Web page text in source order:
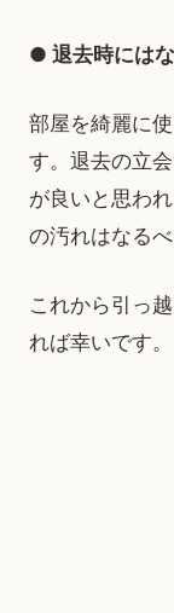
● 退去時には
部屋を綺麗に
す。退去の立
が良いと思わ
の汚れはなる
これから引っ
れば幸いです。